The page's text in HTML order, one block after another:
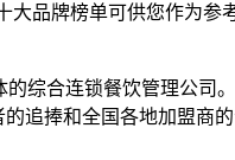
品牌榜单可供您作为参
综合连锁餐饮管理公司
追捧和全国各地加盟商